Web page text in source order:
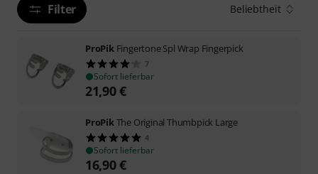
Filter Beliebtheit
ProPik Fingertone Spl Wrap Fingerpick
7
Sofort lieferbar
21,90€
ProPikThe Original Thumbpick Large
4
Sofort lieferbar
16,90€